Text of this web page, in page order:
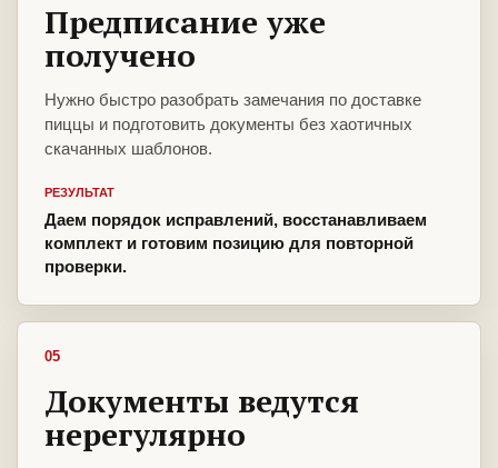
Предписание уже
получено
Нужно быстро разобрать замечания по доставке
пиццы и подготовить документы без хаотичных
скачанных шаблонов.
РЕЗУЛЬТАТ
Даем порядок исправлений, восстанавливаем
комплект и готовим позицию для повторной
проверки.
05
Документы ведутся
нерегулярно